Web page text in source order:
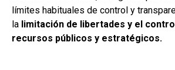
límites habituales de control y
la limitación de libertades y el
recursos públicos y estratégicos.